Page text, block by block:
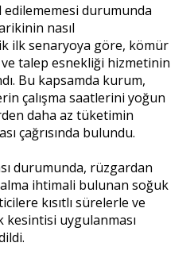
Eğitim
Haber
Analiz
Sağlık
durumunda
nasıl
ilk senaryoya göre, kömür
talep esnekliği hizmetinin
Bu kapsamda kurum,
çalışma saatlerini yoğun
daha az tüketimin
çağrısında bulundu.
durumunda, rüzgardan
ihtimali bulunan soğuk
kısıtlı sürelerle ve
uygulanması